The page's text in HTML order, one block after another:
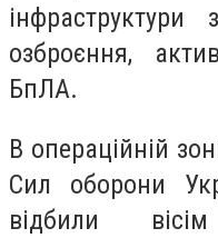
озброєння,
БпЛА.
В операційній
Сил оборони
відбили